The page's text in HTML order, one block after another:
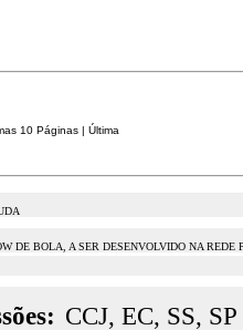
10 Páginas | Última
DE BOLA, A SER DESENVOLVIDO NA REDE
CCJ, EC, SS,